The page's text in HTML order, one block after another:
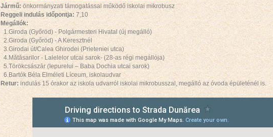
Jármű:önkormányzati támogatással működő iskolai mikrobusz
Reggeli indulás időpontja: 7,10
Megállók:
1.Giroda (Győröd) - Polgármesteri Hivatal (új megálló)
2.Giroda (Győröd) - A Keresztnél
3.Girodai út/Calea Ghirodei (Prieteniei utca)
4.Mătăsarilor - Lalelelor utcai sarok- (28-as régi megállója)
5.Törökcsászár (Iepurelui – Baba Dochia utcai sarok)
6.Bartók Béla Elméleti Líceum, iskolaudvar
Retur: indulás 15 órakor az iskola udvarról iskolai mikrobusszal, megálló az óvoda épületénél is.